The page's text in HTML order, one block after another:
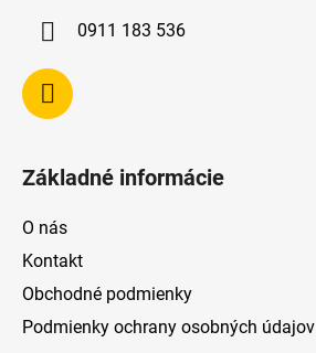
0911 183 536
Základné informácie
O nás
Kontakt
Obchodné podmienky
Podmienky ochrany osobných údajov